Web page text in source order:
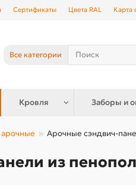
Сертификаты Цвета RAL Карта
Все категории
Кровля Заборы и
Арочные сэндвич-
из